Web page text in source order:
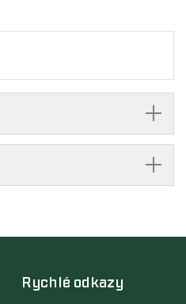
Rychlé odkazy